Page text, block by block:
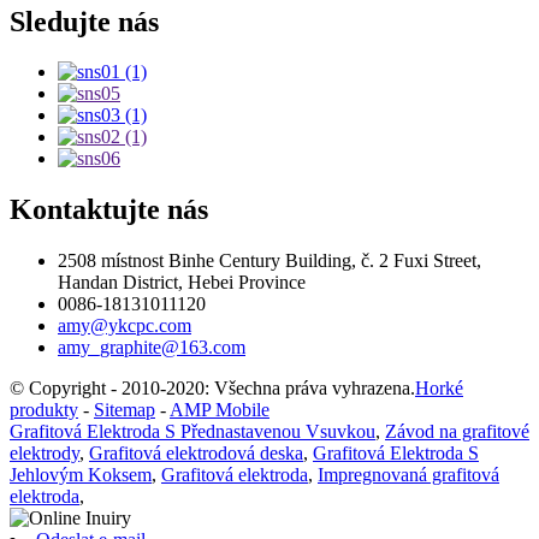
Sledujte nás
Kontaktujte nás
2508 místnost Binhe Century Building, č. 2 Fuxi Street,
Handan District, Hebei Province
0086-18131011120
amy@ykcpc.com
amy_graphite@163.com
© Copyright - 2010-2020: Všechna práva vyhrazena.Horké
produkty - Sitemap - AMP Mobile
Grafitová Elektroda S Přednastavenou Vsuvkou, Závod na grafitové
elektrody, Grafitová elektrodová deska, Grafitová Elektroda S
Jehlovým Koksem, Grafitová elektroda, Impregnovaná grafitová
elektroda,